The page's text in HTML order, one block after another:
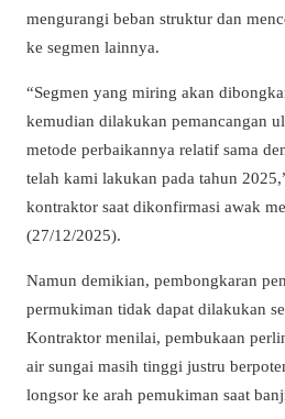
mengurangi beban struktur dan
ke segmen lainnya.
“Segmen yang miring akan
kemudian dilakukan pemancangan
metode perbaikannya relatif sama
telah kami lakukan pada tahun
kontraktor saat dikonfirmasi awak
(27/12/2025).
Namun demikian, pembongkaran
permukiman tidak dapat dilakukan
Kontraktor menilai, pembukaan
air sungai masih tinggi justru
longsor ke arah pemukiman saat